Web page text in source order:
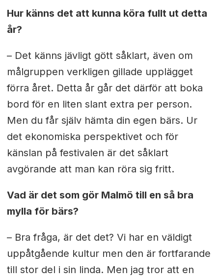
Hur känns det att kunna köra fullt ut detta
år?
– Det känns jävligt gött såklart, även om
målgruppen verkligen gillade upplägget
förra året. Detta år går det därför att boka
bord för en liten slant extra per person.
Men du får själv hämta din egen bärs. Ur
det ekonomiska perspektivet och för
känslan på festivalen är det såklart
avgörande att man kan röra sig fritt.
Vad är det som gör Malmö till en så bra
mylla för bärs?
– Bra fråga, är det det? Vi har en väldigt
uppåtgående kultur men den är fortfarande
till stor del i sin linda. Men jag tror att en